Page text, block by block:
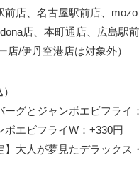
前店、名古屋駅前店、
店、本町通店、広島駅
店/伊丹空港店は対象外）
ーグとジャンボエビフライ
ボエビフライW：+330円
】大人が夢見たデラックス